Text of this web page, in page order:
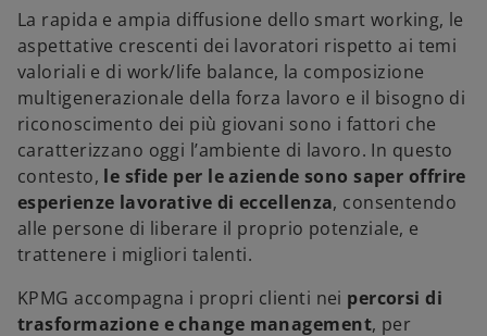
La rapida e ampia diffusione dello smart working, le
aspettative crescenti dei lavoratori rispetto ai temi
valoriali e di work/life balance, la composizione
multigenerazionale della forza lavoro e il bisogno di
riconoscimento dei più giovani sono i fattori che
caratterizzano oggi l’ambiente di lavoro. In questo
contesto, le sfide per le aziende sono saper offrire
esperienze lavorative di eccellenza, consentendo
alle persone di liberare il proprio potenziale, e
trattenere i migliori talenti.
KPMG accompagna i propri clienti nei percorsi di
trasformazione e change management, per